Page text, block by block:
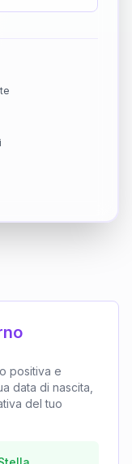
positiva e
data di nascita,
del tuo